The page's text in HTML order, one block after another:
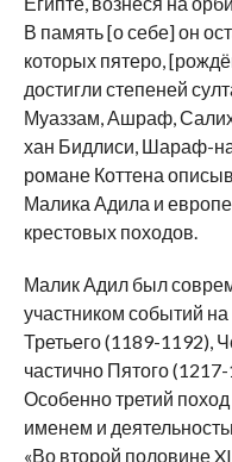
В память [о себе] он
которых пятеро,
достигли степеней
Муаззам, Ашраф,
хан Бидлиси, Шараф-
романе Коттена
Малика Адила и
крестовых походов.
Малик Адил был
участником событий
Третьего (1189-1192),
частично Пятого
Особенно третий
именем и
«Во второй половине